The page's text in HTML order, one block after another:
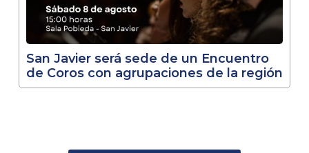
San Javier será sede de un Encuentro
de Coros con agrupaciones de la región